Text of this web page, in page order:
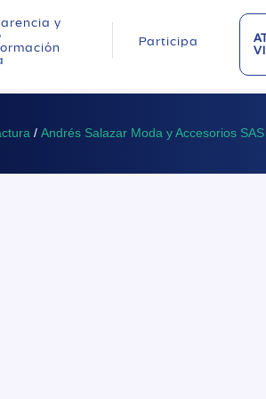
y
Participa
/ Andrés Salazar Moda y Accesorios SAS